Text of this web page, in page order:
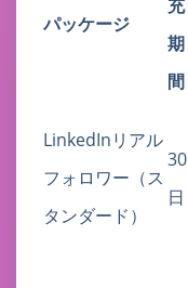
パッケージ
充
期
間
LinkedInリアル
フォロワー（ス
タンダード）
30
日